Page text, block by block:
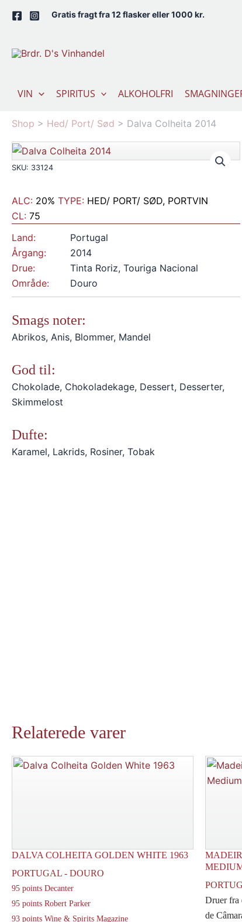
Gratis fragt fra 12 flasker eller 1000 kr.
VIN SPIRITUS ALKOHOLFRI
Shop > Hed/ Port/ Sød > Dalva Colheita 2014
SKU: 33124
ALC: 20% TYPE: HED/ PORT/ SØD, PORTVIN
CL: 75
Land:
Portugal
Årgang:
2014
Drue:
Tinta Roriz, Touriga Nacional
Område:
Douro
Smags noter:
Abrikos, Anis, Blommer, Mandel
God til:
Chokolade, Chokoladekage, Dessert, Desserter,
Skimmelost
Dufte:
Karamel, Lakrids, Rosiner, Tobak
Relaterede varer
DALVA COLHEITA GOLDEN WHITE 1963
PORTUGAL - DOURO
95 points Decanter
95 points Robert Parker
93 points Wine & Spirits Magazine
Druer fra
de